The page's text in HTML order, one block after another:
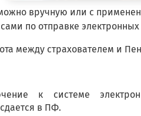
вручную или с
по отправке электронных
между страхователем и
к системе
в ПФ.